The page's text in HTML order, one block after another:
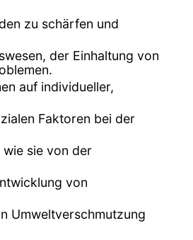
zu schärfen und
der Einhaltung von
auf individueller,
Faktoren bei der
sie von der
von
Umweltverschmutzung